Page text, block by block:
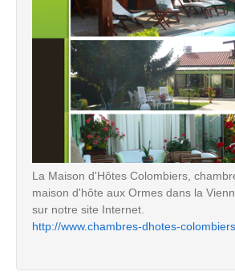
La Maison d'Hôtes Colombiers,
maison d'hôte aux Ormes dans la
sur notre site Internet.
http://www.chambres-dhotes-